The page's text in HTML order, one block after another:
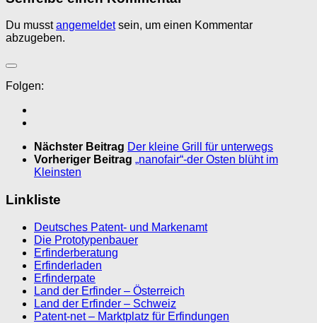
Du musstangemeldetsein, um einen Kommentar
abzugeben.
Folgen:
Nächster Beitrag Der kleine Grill für unterwegs
Vorheriger Beitrag „nanofair“-der Osten blüht im
Kleinsten
Linkliste
Deutsches Patent- und Markenamt
Die Prototypenbauer
Erfinderberatung
Erfinderladen
Erfinderpate
Land der Erfinder – Österreich
Land der Erfinder – Schweiz
Patent-net – Marktplatz für Erfindungen